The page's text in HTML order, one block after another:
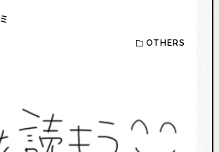
OTHERS